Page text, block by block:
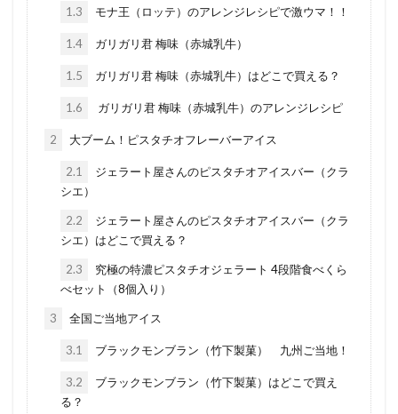
1.3 モナ王（ロッテ）のアレンジレシピで激ウマ！！
1.4 ガリガリ君 梅味（赤城乳牛）
1.5 ガリガリ君 梅味（赤城乳牛）はどこで買える？
1.6 ガリガリ君 梅味（赤城乳牛）のアレンジレシピ
2 大ブーム！ピスタチオフレーバーアイス
2.1
ジェラート屋さんのピスタチオアイスバー（クラ
シエ）
2.2
ジェラート屋さんのピスタチオアイスバー（クラ
シエ）はどこで買える？
2.3
究極の特濃ピスタチオジェラート 4段階食べくら
べセット（8個入り）
3 全国ご当地アイス
3.1 ブラックモンブラン（竹下製菓） 九州ご当地！
3.2
ブラックモンブラン（竹下製菓）はどこで買え
る？